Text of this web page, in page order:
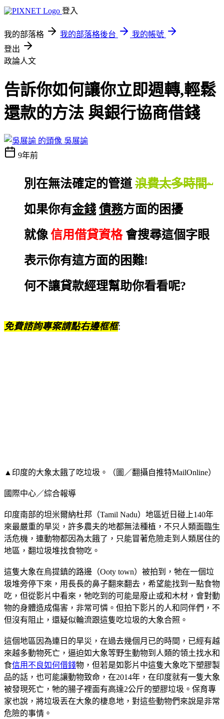
登入
我的部落格 我的部落格後台
我的帳號
登出
政論人文
告訴你如何讓你立即週轉,輕鬆
還款的方法 與銀行協商借錢
吳展諭
9年前
別在無法確定的管道 浪費太多時間~
如果你有金錢 債務方面的困擾
就像信用借貸資格會搜尋這個字眼
表示你有這方面的困難!
何不讓貸款經理幫助你看看呢?
免費諮詢專案請點右邊框框:
▲印度的大象太餓了吃垃圾。（圖／翻攝自推特MailOnline）
國際中心／綜合報導
印度南部的坦米爾納杜邦（Tamil Nadu）地區近日碰上140年
來最嚴重的旱災，許多農夫的地都無法種植，不只人類面臨生
活危機，連動物都因為太餓了，只能冒著危險走到人類居住的
地區，翻垃圾堆找食物吃。
這隻大象在烏提鎮的路邊（Ooty town）被拍到，牠在一個垃
圾堆旁停下來，用長長的鼻子翻來翻去，希望能找到一點食物
吃，但從影片中看來，牠吃到的可能是廢止或和木材，會對動
物的身體造成傷害，非常可憐。但拍下影片的人和同伴們，不
但沒有阻止，還疑似輪流跟這隻吃垃圾的大象合照。
這個地區因為連日的旱災，在過去幾個月已的時間，已經有越
來越多動物死亡，逼迫如大象等野生動物到人類的領土找水和
食信用不良如何借錢物，但若是如影片中這隻大象吃下塑膠製
品的話，也可能讓動物致命，在2014年，在印度就有一隻大象
被發現死亡，牠的腸子裡面有高達2公斤的塑膠垃圾。保育專
家也說，將垃圾丟在大象的棲息地，對這些動物們來說是非常
危險的事情。